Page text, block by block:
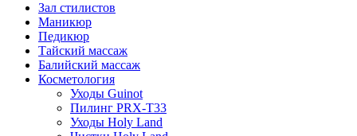
Зал стилистов
Маникюр
Педикюр
Тайский массаж
Балийский массаж
Косметология
Уходы Guinot
Пилинг PRX-T33
Уходы Holy Land